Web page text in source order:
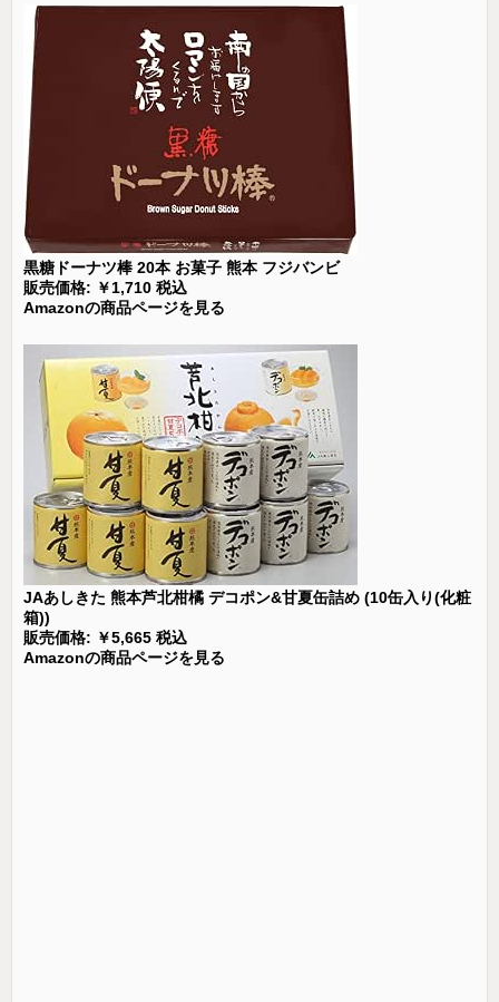
黒糖ドーナツ棒 20本 お菓子 熊本 フジバンビ
販売価格: ￥1,710 税込
Amazonの商品ページを見る
JAあしきた 熊本芦北柑橘 デコポン&甘夏缶詰め (10缶入り(化粧
箱))
販売価格: ￥5,665 税込
Amazonの商品ページを見る